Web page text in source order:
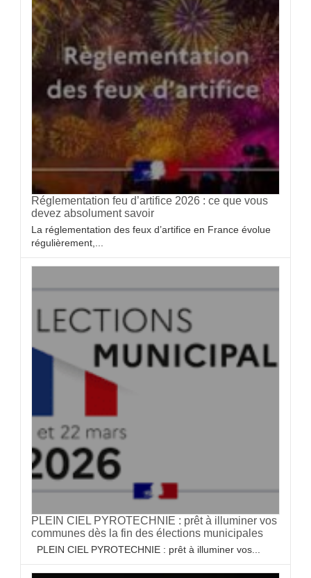
Réglementation feu d’artifice 2026 : ce que vous
devez absolument savoir
La réglementation des feux d’artifice en France évolue
régulièrement,...
PLEIN CIEL PYROTECHNIE : prêt à illuminer vos
communes dès la fin des élections municipales
PLEIN CIEL PYROTECHNIE : prêt à illuminer vos...